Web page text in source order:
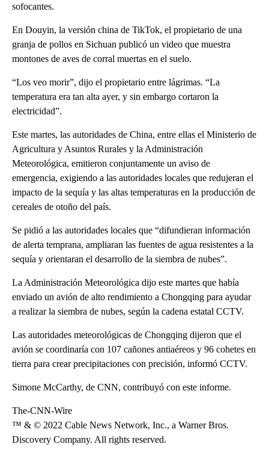
sofocantes.
En Douyin, la versión china de TikTok, el propietario de una
granja de pollos en Sichuan publicó un video que muestra
montones de aves de corral muertas en el suelo.
“Los veo morir”, dijo el propietario entre lágrimas. “La
temperatura era tan alta ayer, y sin embargo cortaron la
electricidad”.
Este martes, las autoridades de China, entre ellas el Ministerio de
Agricultura y Asuntos Rurales y la Administración
Meteorológica, emitieron conjuntamente un aviso de
emergencia, exigiendo a las autoridades locales que redujeran el
impacto de la sequía y las altas temperaturas en la producción de
cereales de otoño del país.
Se pidió a las autoridades locales que “difundieran información
de alerta temprana, ampliaran las fuentes de agua resistentes a la
sequía y orientaran el desarrollo de la siembra de nubes”.
La Administración Meteorológica dijo este martes que había
enviado un avión de alto rendimiento a Chongqing para ayudar
a realizar la siembra de nubes, según la cadena estatal CCTV.
Las autoridades meteorológicas de Chongqing dijeron que el
avión se coordinaría con 107 cañones antiaéreos y 96 cohetes en
tierra para crear precipitaciones con precisión, informó CCTV.
Simone McCarthy, de CNN, contribuyó con este informe.
The-CNN-Wire
™ & © 2022 Cable News Network, Inc., a Warner Bros.
Discovery Company. All rights reserved.